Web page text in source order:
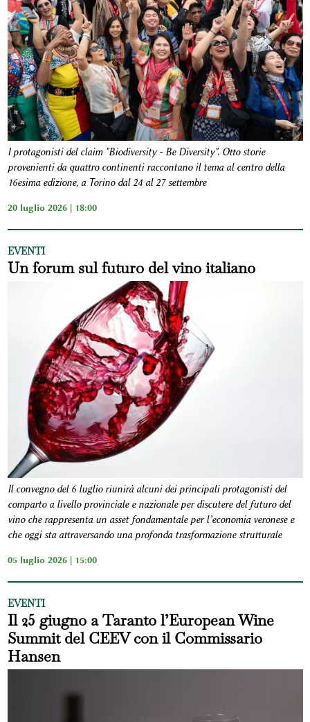
I protagonisti del claim "Biodiversity - Be Diversity". Otto storie
provenienti da quattro continenti raccontano il tema al centro della
16esima edizione, a Torino dal 24 al 27 settembre
20 luglio 2026 | 18:00
EVENTI
Un forum sul futuro del vino italiano
Il convegno del 6 luglio riunirà alcuni dei principali protagonisti del
comparto a livello provinciale e nazionale per discutere del futuro del
vino che rappresenta un asset fondamentale per l’economia veronese e
che oggi sta attraversando una profonda trasformazione strutturale
05 luglio 2026 | 15:00
EVENTI
Il 25 giugno a Taranto l’European Wine
Summit del CEEV con il Commissario
Hansen